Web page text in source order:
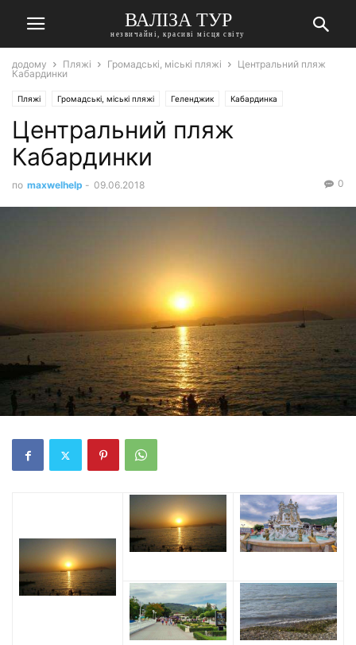
ВАЛІЗА ТУР
незвичайні, красиві місця світу
додому Пляжі Громадські, міські пляжі
Центральний пляж
Кабардинки
Пляжі Громадські, міські пляжі Геленджик Кабардинка
Центральний пляж
Кабардинки
по maxwelhelp - 09.06.2018 0